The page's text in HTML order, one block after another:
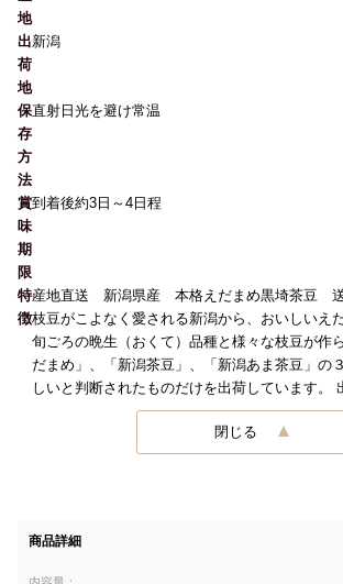
地
出
荷
地
新潟
保
存
方
法
直射日光を避け常温
賞
味
期
限
到着後約3日～4日程
特
徴
産地直送 新潟県産 本格えだまめ黒埼茶豆 送
枝豆がこよなく愛される新潟から、おいしいえ
旬ごろの晩生（おくて）品種と様々な枝豆が作
だまめ」、「新潟茶豆」、「新潟あま茶豆」の
しいと判断されたものだけを出荷しています。
閉じる
商品詳細
内容量：